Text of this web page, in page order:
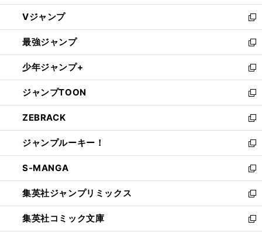
ウ
ィ
ン
ド
ウ
で
開
く
し
い
ウ
ィ
ン
ド
ウ
で
開
く
Vジャンプ
新
し
い
ウ
ィ
ン
ド
ウ
で
開
く
最強ジャンプ
新
し
い
ウ
ィ
ン
ド
ウ
で
開
く
少年ジャンプ+
新
し
い
ウ
ィ
ン
ド
ウ
で
開
く
ジャンプTOON
新
し
い
ウ
ィ
ン
ド
ウ
で
開
く
ZEBRACK
新
し
い
ウ
ィ
ン
ド
ウ
で
ジャンプルーキー！
新
し
い
ウ
ィ
ン
ド
S-MANGA
新
し
い
ウ
ィ
集英社ジャンプリミックス
新
し
い
集英社コミック文庫
新